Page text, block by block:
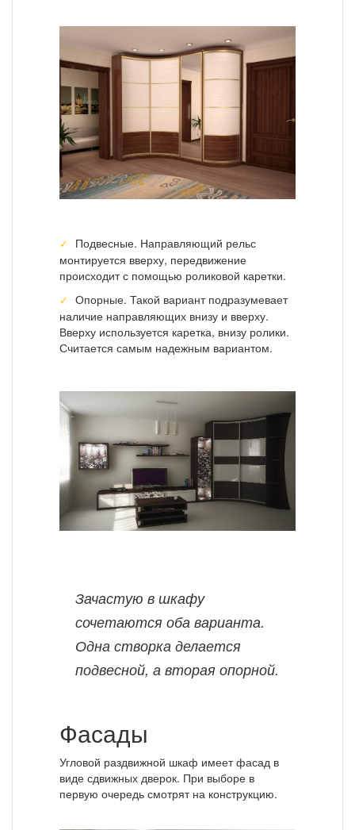
Подвесные. Направляющий рельс
монтируется вверху, передвижение
происходит с помощью роликовой каретки.
Опорные. Такой вариант подразумевает
наличие направляющих внизу и вверху.
Вверху используется каретка, внизу ролики.
Считается самым надежным вариантом.
Зачастую в шкафу
сочетаются оба варианта.
Одна створка делается
подвесной, а вторая опорной.
Фасады
Угловой раздвижной шкаф имеет фасад в
виде сдвижных дверок. При выборе в
первую очередь смотрят на конструкцию.